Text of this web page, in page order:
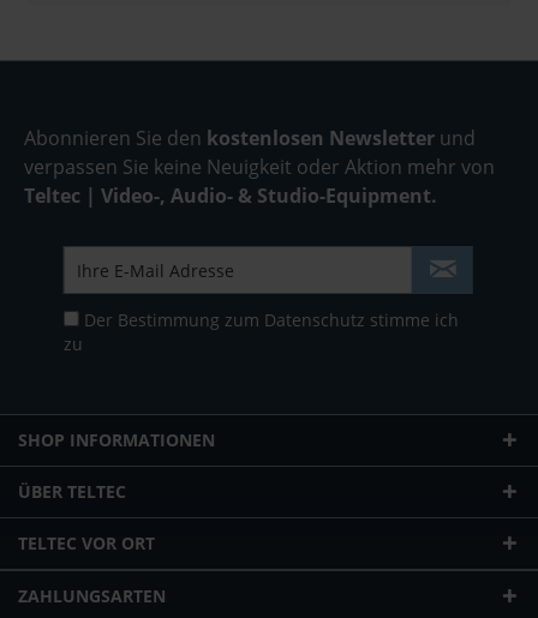
Abonnieren Sie den kostenlosen Newsletter und
verpassen Sie keine Neuigkeit oder Aktion mehr von
Teltec | Video-, Audio- & Studio-Equipment.
Der Bestimmung zum Datenschutz stimme ich
zu
SHOP INFORMATIONEN
ÜBER TELTEC
TELTEC VOR ORT
ZAHLUNGSARTEN